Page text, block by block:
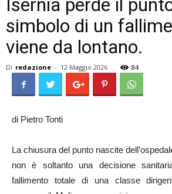
Isernia perde il
simbolo di un
viene da lontano.
Di redazione - 12 Maggio 2026 84
di Pietro Tonti
La chiusura del punto nascite
non è soltanto una decisione
fallimento totale di una classe